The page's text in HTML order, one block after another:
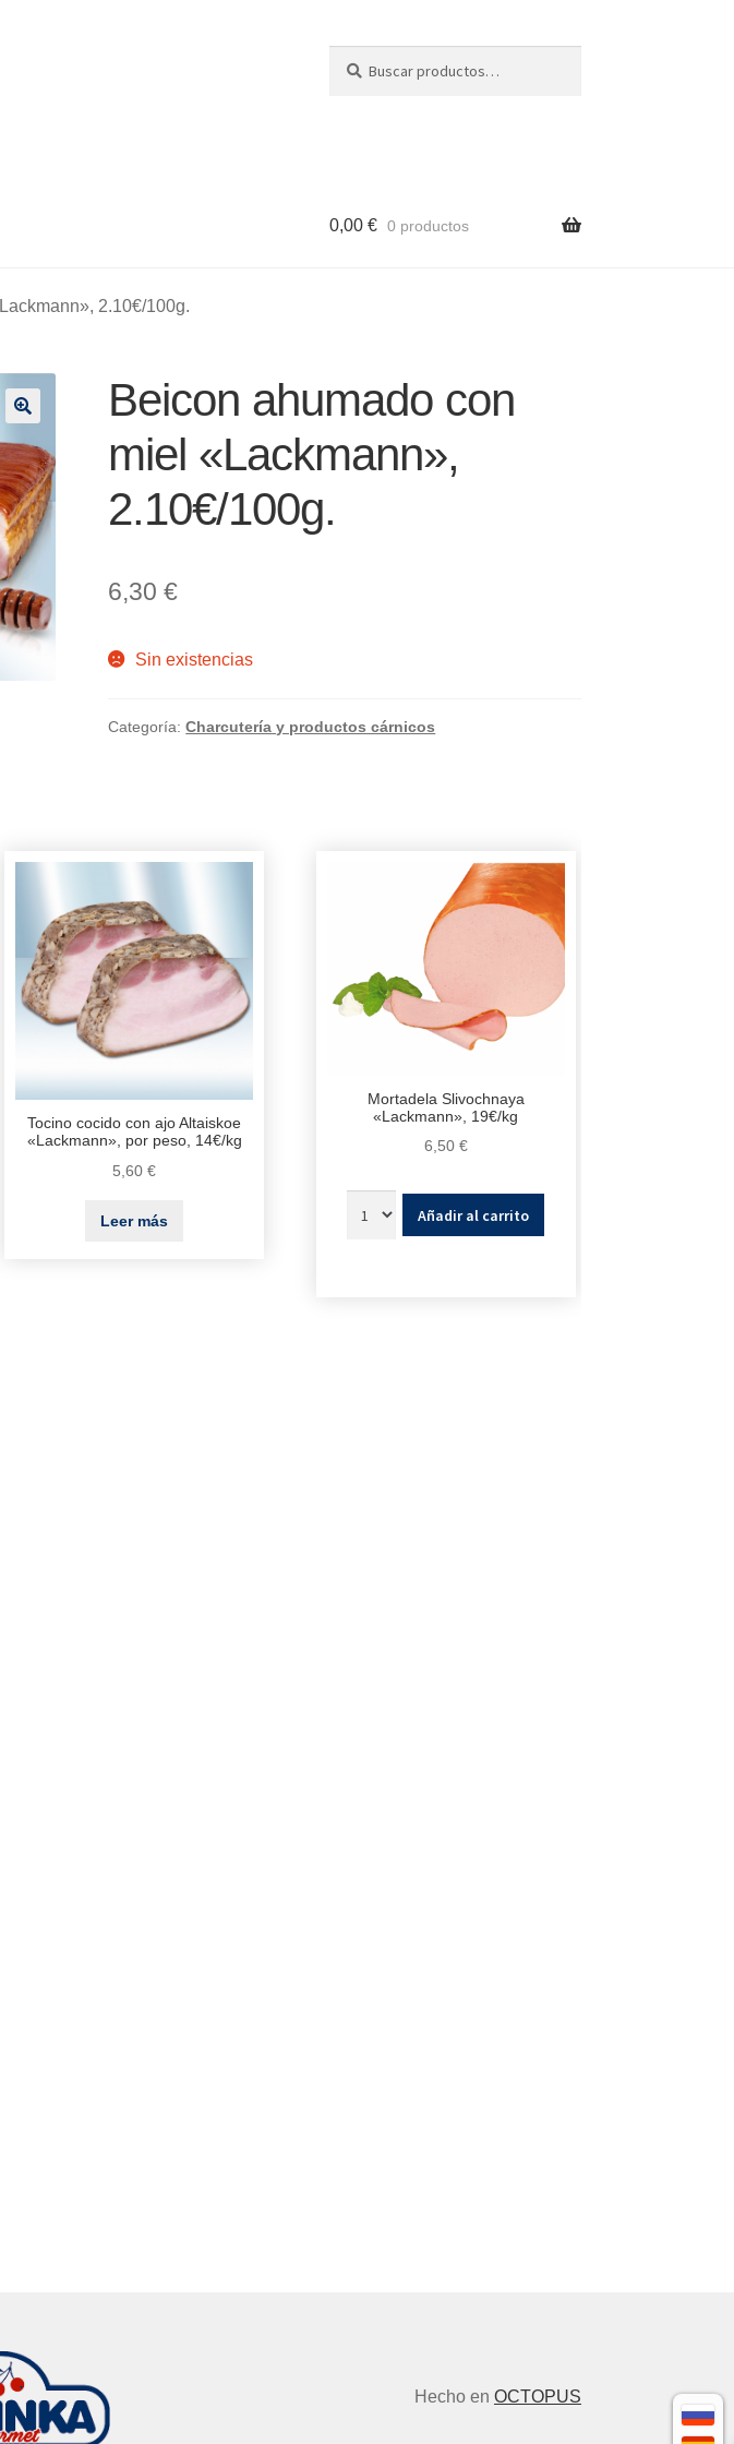
por:
0,00 € 0 productos
2.10€/100g.
Beicon ahumado con
miel «Lackmann»,
2.10€/100g.
6,30€
Sin existencias
Categoría:Charcutería y productos cárnicos
Tocino cocido con ajo Altaiskoe
«Lackmann», por peso, 14€/kg
5,60€
Leer más
Mortadela Slivochnaya
«Lackmann», 19€/kg
6,50 €
Añadir al carrito
Hecho en OCTOPUS